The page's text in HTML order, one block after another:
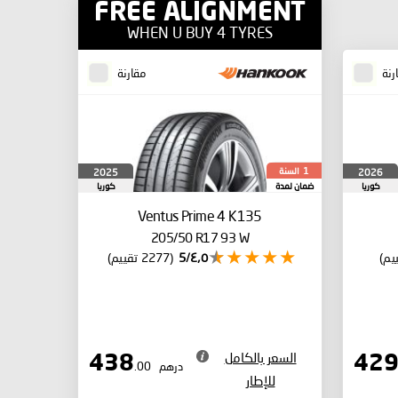
2026
كوريا
FREE ALIGNMENT
WHEN U BUY 4 TYRES
مقارنة
1 السنة
ضمان لمدة
2025
كوريا
Ventus Prime 4 K135
205/50 R17 93 W
٤٫٥/5 (2277 تقييم)
السعر بالكامل
للإطار
درهم .00